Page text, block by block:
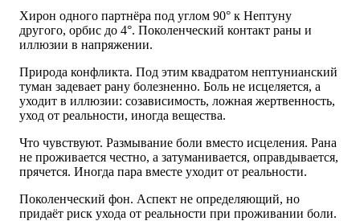
Хирон одного партнёра под углом 90° к Нептуну
другого, орбис до 4°. Поколенческий контакт раны и
иллюзии в напряжении.
Природа конфликта. Под этим квадратом нептунианский
туман задевает рану болезненно. Боль не исцеляется, а
уходит в иллюзии: созависимость, ложная жертвенность,
уход от реальности, иногда вещества.
Что чувствуют. Размывание боли вместо исцеления. Рана
не проживается честно, а затуманивается, оправдывается,
прячется. Иногда пара вместе уходит от реальности.
Поколенческий фон. Аспект не определяющий, но
придаёт риск ухода от реальности при проживании боли.